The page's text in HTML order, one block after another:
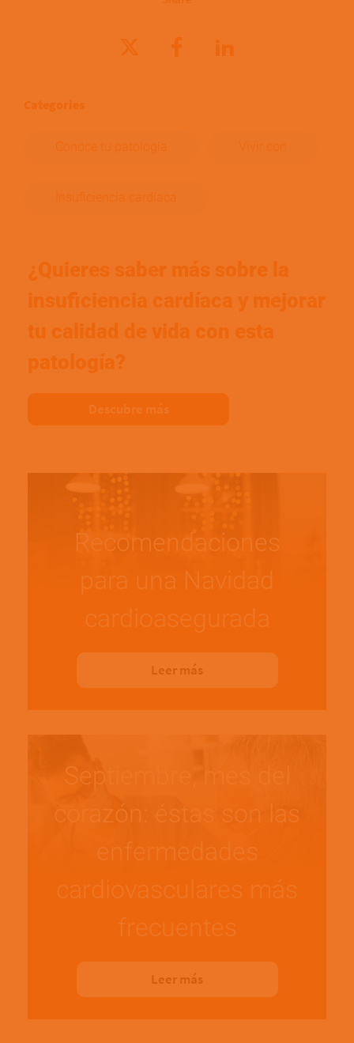
Categories
Conoce tu patología Vivir con
Insuficiencia cardíaca
¿Quieres saber más sobre la
insuficiencia cardíaca y mejorar
tu calidad de vida con esta
patología?
Descubre más
Recomendaciones
para una Navidad
cardioasegurada
Leer más
Septiembre, mes del
corazón: éstas son las
enfermedades
cardiovasculares más
frecuentes
Leer más